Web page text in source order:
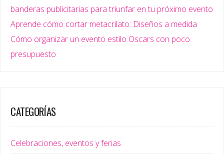
banderas publicitarias para triunfar en tu próximo evento
Aprende cómo cortar metacrilato: Diseños a medida
Cómo organizar un evento estilo Oscars con poco
presupuesto
CATEGORÍAS
Celebraciones, eventos y ferias